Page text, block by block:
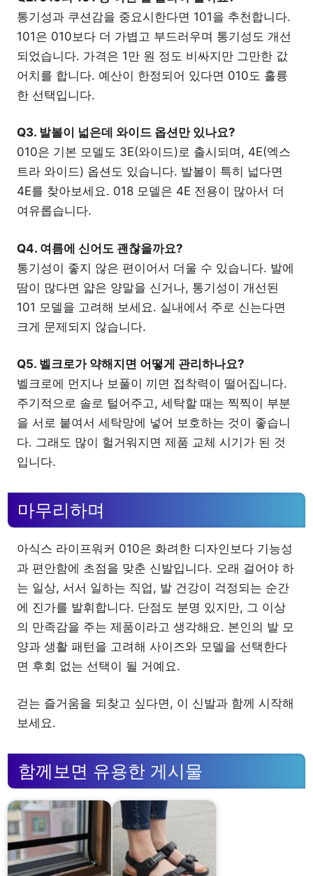
통기성과 쿠션감을 중요시한다면 101을 추천합니다.
101은 010보다 더 가볍고 부드러우며 통기성도 개선
되었습니다. 가격은 1만 원 정도 비싸지만 그만한 값
어치를 합니다. 예산이 한정되어 있다면 010도 훌륭
한 선택입니다.
Q3. 발볼이 넓은데 와이드 옵션만 있나요?
010은 기본 모델도 3E(와이드)로 출시되며, 4E(엑스
트라 와이드) 옵션도 있습니다. 발볼이 특히 넓다면
4E를 찾아보세요. 018 모델은 4E 전용이 많아서 더
여유롭습니다.
Q4. 여름에 신어도 괜찮을까요?
통기성이 좋지 않은 편이어서 더울 수 있습니다. 발에
땀이 많다면 얇은 양말을 신거나, 통기성이 개선된
101 모델을 고려해 보세요. 실내에서 주로 신는다면
크게 문제되지 않습니다.
Q5. 벨크로가 약해지면 어떻게 관리하나요?
벨크로에 먼지나 보풀이 끼면 접착력이 떨어집니다.
주기적으로 솔로 털어주고, 세탁할 때는 찍찍이 부분
을 서로 붙여서 세탁망에 넣어 보호하는 것이 좋습니
다. 그래도 많이 헐거워지면 제품 교체 시기가 된 것
입니다.
마무리하며
아식스 라이프워커 010은 화려한 디자인보다 기능성
과 편안함에 초점을 맞춘 신발입니다. 오래 걸어야 하
는 일상, 서서 일하는 직업, 발 건강이 걱정되는 순간
에 진가를 발휘합니다. 단점도 분명 있지만, 그 이상
의 만족감을 주는 제품이라고 생각해요. 본인의 발 모
양과 생활 패턴을 고려해 사이즈와 모델을 선택한다
면 후회 없는 선택이 될 거예요.
걷는 즐거움을 되찾고 싶다면, 이 신발과 함께 시작해
보세요.
함께보면 유용한 게시물